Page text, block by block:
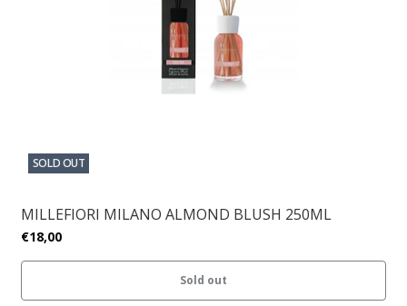
SOLD OUT
MILLEFIORI MILANO ALMOND BLUSH 250ML
€18,00
Sold out